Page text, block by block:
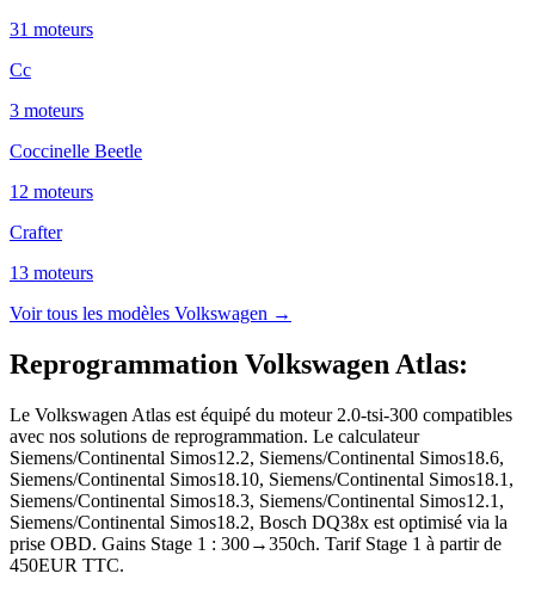
31 moteurs
Cc
3 moteurs
Coccinelle Beetle
12 moteurs
Crafter
13 moteurs
Voir tous les modèles Volkswagen →
Reprogrammation Volkswagen Atlas:
Le Volkswagen Atlas est équipé du moteur 2.0-tsi-300 compatibles
avec nos solutions de reprogrammation. Le calculateur
Siemens/Continental Simos12.2, Siemens/Continental Simos18.6,
Siemens/Continental Simos18.10, Siemens/Continental Simos18.1,
Siemens/Continental Simos18.3, Siemens/Continental Simos12.1,
Siemens/Continental Simos18.2, Bosch DQ38x est optimisé via la
prise OBD. Gains Stage 1 : 300→350ch. Tarif Stage 1 à partir de
450EUR TTC.